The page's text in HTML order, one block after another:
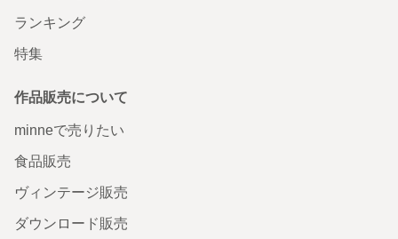
ランキング
特集
作品販売について
minneで売りたい
食品販売
ヴィンテージ販売
ダウンロード販売